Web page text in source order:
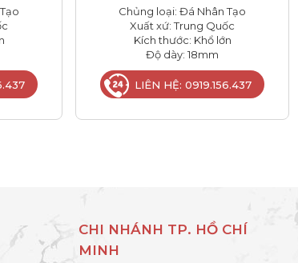
Chủng loại: Đá Nhân Tạo
Xuất xứ: Trung Quốc
Kích thước: Khổ lớn
Độ dày: 18mm
LIÊN HỆ: 0919.156.437
CHI NHÁNH TP. HỒ CHÍ
MINH